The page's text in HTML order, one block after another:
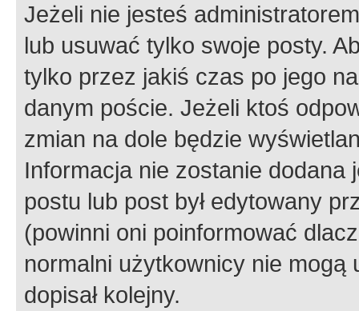
Jeżeli nie jesteś
lub usuwać tylko swoje posty.
tylko przez jakiś czas po jego
danym poście. Jeżeli ktoś
zmian na dole będzie
Informacja nie zostanie dodana
postu lub post był edytowany
(powinni oni poinformować
normalni użytkownicy nie
dopisał kolejny.